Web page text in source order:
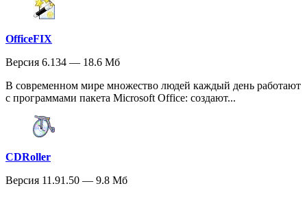
OfficeFIX
Версия 6.134 — 18.6 Мб
В современном мире множество людей каждый день работают
с программами пакета Microsoft Office: создают...
CDRoller
Версия 11.91.50 — 9.8 Мб